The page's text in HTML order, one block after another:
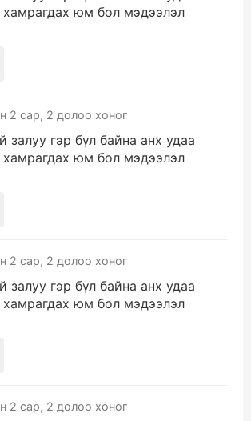
юм бол мэдээлэл
2 сар, 2 долоо хоног
залуу гэр бүл байна анх удаа
юм бол мэдээлэл
2 сар, 2 долоо хоног
залуу гэр бүл байна анх удаа
юм бол мэдээлэл
2 сар, 2 долоо хоног